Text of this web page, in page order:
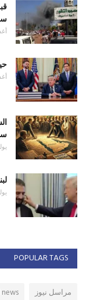
يوليو
يوليو
POPULAR TAGS
مراسل نيوز